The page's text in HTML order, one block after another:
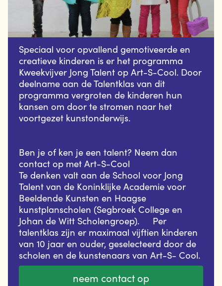
Speciaal voor opvallend gemotiveerde en
creatieve kinderen is er het programma
Kweekvijver Jong Talent op Art-S-Cool. Door
deelname aan de Talentklas van dit
programma vergroten de kinderen hun
kansen om door te stromen naar het
voortgezet kunstonderwijs.
Ben je of ken je een talent? Neem dan
contact op met Art-S-Cool
Te denken valt aan de School voor Jong
Talent van de Koninklijke Academie voor
Beeldende Kunsten en Haagse
kunstplanscholen (Segbroek College en
Johan de Witt Scholengroep). Per
talentklas zijn er maximaal vijftien kinderen
van 10 jaar en ouder, geselecteerd door de
scholen en de kunstenaars van Art-S- Cool.
neem contact op